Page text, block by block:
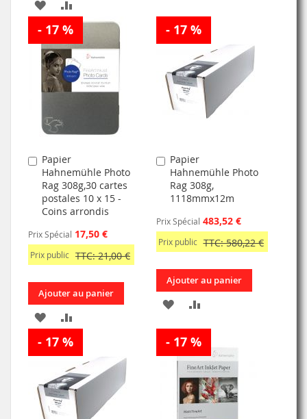
AJOUTER
À
MA
LISTE
AU
COMPARATEUR
À
MA
LISTE
D’ENVIE
AU
COMPARATEUR
- 17 %
Papier
Hahnemühle Photo
Rag 308g,30 cartes
postales 10 x 15 -
Coins arrondis
Prix Spécial 17,50 €
Prix public TTC: 21,00 €
Ajouter
au
panier
Ajouter au panier
AJOUTER
À
LISTE
D’ENVIE
AU
COMPARATEUR
- 17 %
Papier
Hahnemühle Photo
Rag 308g,
1118mmx12m
Prix Spécial 483,52 €
Prix public TTC: 580,22 €
Ajouter
au
panier
Ajouter au panier
AJOUTER
À
MA
LISTE
D’ENVIE
AU
COMPARATEUR
- 17 % - 17 %